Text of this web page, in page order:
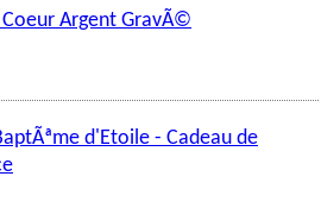
Argent GravÃ©
d'Etoile - Cadeau de